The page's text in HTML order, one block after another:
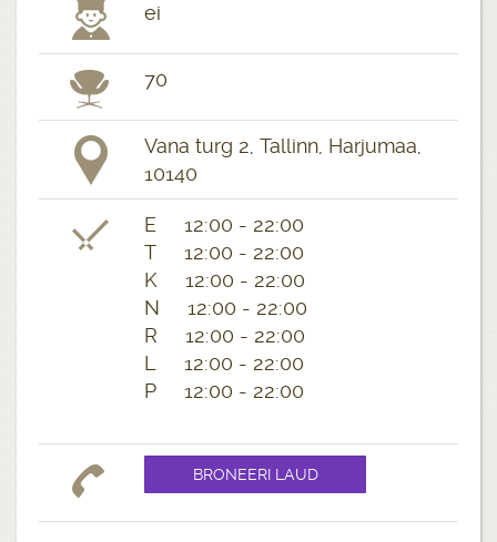
ei
70
Vana turg 2, Tallinn, Harjumaa,
10140
E 12:00 - 22:00
T 12:00 - 22:00
K 12:00 - 22:00
N 12:00 - 22:00
R 12:00 - 22:00
L 12:00 - 22:00
P 12:00 - 22:00